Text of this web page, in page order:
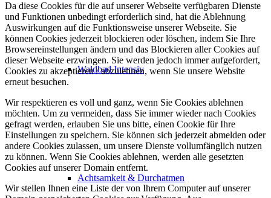
Waldbad Intensiv
Achtsamkeit & Durchatmen
Da diese Cookies für die auf unserer Webseite verfügbaren Dienste
und Funktionen unbedingt erforderlich sind, hat die Ablehnung
Auswirkungen auf die Funktionsweise unserer Webseite. Sie
können Cookies jederzeit blockieren oder löschen, indem Sie Ihre
Browsereinstellungen ändern und das Blockieren aller Cookies auf
dieser Webseite erzwingen. Sie werden jedoch immer aufgefordert,
Cookies zu akzeptieren / abzulehnen, wenn Sie unsere Website
erneut besuchen.
Wir respektieren es voll und ganz, wenn Sie Cookies ablehnen
möchten. Um zu vermeiden, dass Sie immer wieder nach Cookies
gefragt werden, erlauben Sie uns bitte, einen Cookie für Ihre
Einstellungen zu speichern. Sie können sich jederzeit abmelden oder
andere Cookies zulassen, um unsere Dienste vollumfänglich nutzen
zu können. Wenn Sie Cookies ablehnen, werden alle gesetzten
Cookies auf unserer Domain entfernt.
Wir stellen Ihnen eine Liste der von Ihrem Computer auf unserer